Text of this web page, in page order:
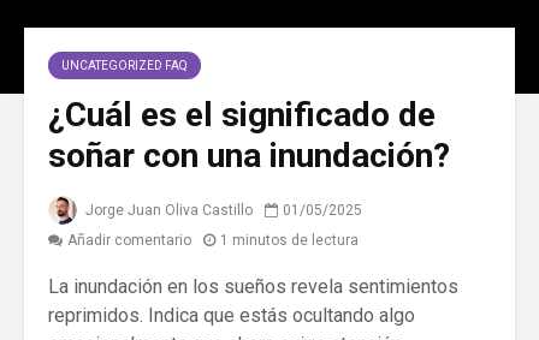
UNCATEGORIZED FAQ
¿Cuál es el significado de
soñar con una inundación?
Jorge Juan Oliva Castillo
01/05/2025
Añadir comentario
1 minutos de lectura
La inundación en los sueños revela sentimientos
reprimidos. Indica que estás ocultando algo